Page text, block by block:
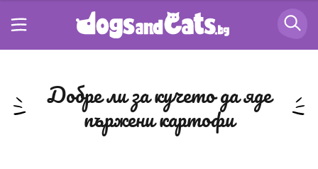
добре ли за кучето да яде
пържени картофи